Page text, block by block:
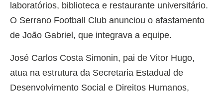
laboratórios, biblioteca e restaurante universitário.
O Serrano Football Club anunciou o afastamento
de João Gabriel, que integrava a equipe.
José Carlos Costa Simonin, pai de Vitor Hugo,
atua na estrutura da Secretaria Estadual de
Desenvolvimento Social e Direitos Humanos,